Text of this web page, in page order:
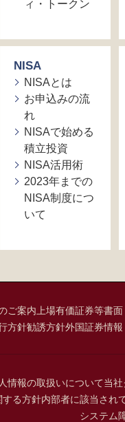
ィ・トークン
NISA
NISAとは
お申込みの流
れ
NISAで始める
積立投資
NISA活用術
2023年までの
NISA制度につ
いて
ご案内 上場有価証券等書
方針勧誘方針外国証券情
情報の取扱いについて当
する方針内部者に該当され
システム